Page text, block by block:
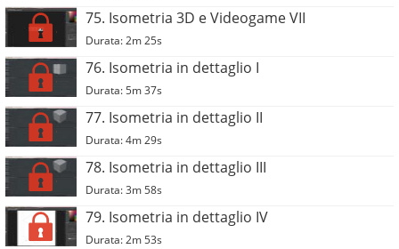
75. Isometria 3D e Videogame VII
Durata: 2m 25s
76. Isometria in dettaglio I
Durata: 5m 37s
77. Isometria in dettaglio II
Durata: 4m 29s
78. Isometria in dettaglio III
Durata: 3m 58s
79. Isometria in dettaglio IV
Durata: 2m 53s